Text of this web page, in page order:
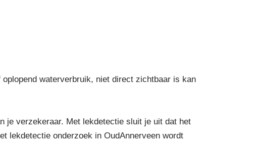
waterverbruik, niet direct zichtbaar is kan
je verzekeraar. Met lekdetectie sluit je uit dat het
lekdetectie onderzoek in OudAnnerveen wordt